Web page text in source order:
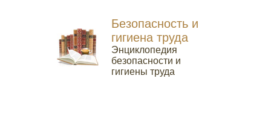
Безопасность и
гигиена труда
Энциклопедия
безопасности и
гигиены труда